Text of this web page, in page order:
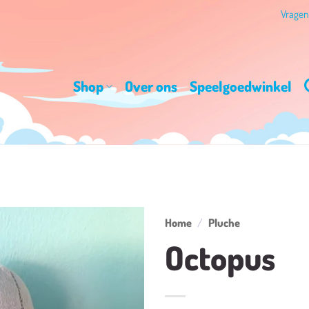
Vragen
Shop Over ons Speelgoedwinkel
Home / Pluche
Octopus